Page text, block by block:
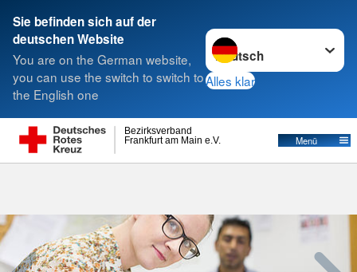
Sie befinden sich auf der
deutschen Website
You are on the German website,
you can use the switch to switch to
the English one
Sprache wechseln zu
Alles klar
Frankfurt am Main e.V.
Bezirksverband
Menü
Suche